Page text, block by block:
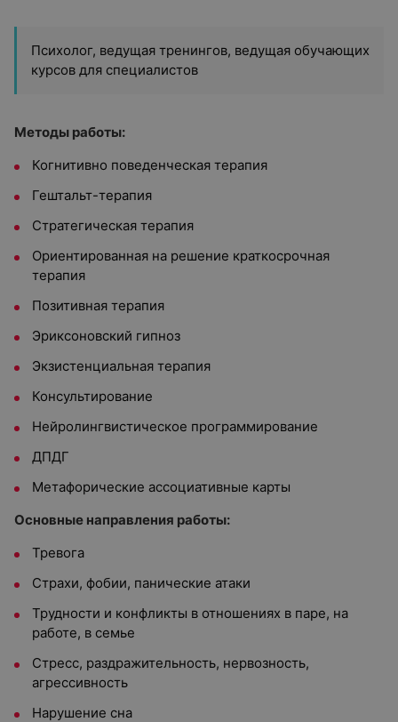
Психолог, ведущая тренингов, ведущая обучающих
курсов для специалистов
Методы работы:
Когнитивно поведенческая терапия
Гештальт-терапия
Стратегическая терапия
Ориентированная на решение краткосрочная
терапия
Позитивная терапия
Эриксоновский гипноз
Экзистенциальная терапия
Консультирование
Нейролингвистическое программирование
ДПДГ
Метафорические ассоциативные карты
Основные направления работы:
Тревога
Страхи, фобии, панические атаки
Трудности и конфликты в отношениях в паре, на
работе, в семье
Стресс, раздражительность, нервозность,
агрессивность
Нарушение сна